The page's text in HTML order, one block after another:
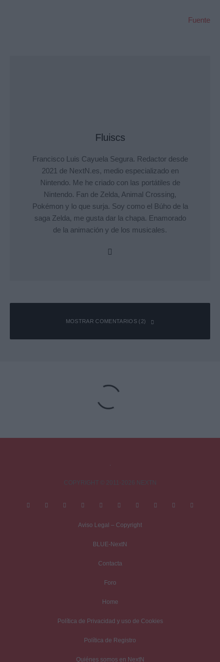
Fuente
Fluiscs
Francisco Luis Cayuela Segura. Redactor desde
2021 de NextN.es, medio especializado en
Nintendo. Me he criado con las portátiles de
Nintendo. Fan de Zelda, Animal Crossing,
Pokémon y lo que surja. Soy como el Búho de la
saga Zelda, me gusta dar la chapa. Enamorado
de la animación y de los musicales.
MOSTRAR COMENTARIOS (2)
amigos cercanos que son super jugadores del juego y que son
Si tan solo saliera en castellano… :(
Deja una respuesta
Aviso Legal – Copyright
BLUE-NextN
Contacta
Foro
Home
Política de Privacidad y uso de Cookies
Política de Registro
Quiénes somos en NextN